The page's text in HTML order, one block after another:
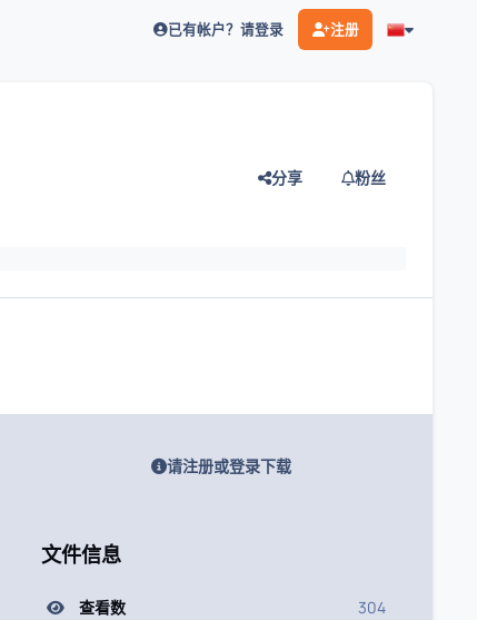
已有帐户？请登录 注册
分享 粉丝
请注册或登录下载
文件信息
查看数 304